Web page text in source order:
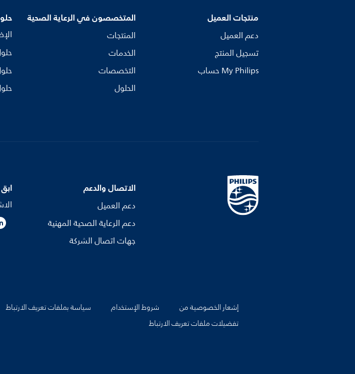
منتجات العميل
دعم العميل
تسجيل المنتج
My Philips حساب
المتخصصون في الرعاية الصحية
المنتجات
الخدمات
التخصصات
الحلول
الاتصال والدعم
دعم العميل
دعم الرعاية الصحية المهنية
جهات اتصال الشركة
إشعار الخصوصية من شروط الإستخدام
سياسة بملفات تعريف الارتباط
تفضيلات ملفات تعريف الارتباط